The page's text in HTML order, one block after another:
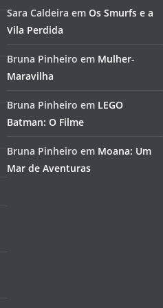
Sara Caldeira em Os Smurfs e a
Vila Perdida
Bruna Pinheiro em Mulher-
Maravilha
Bruna Pinheiro em LEGO
Batman: O Filme
Bruna Pinheiro em Moana: Um
Mar de Aventuras